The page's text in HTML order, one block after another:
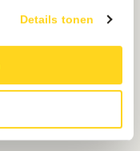
Details tonen